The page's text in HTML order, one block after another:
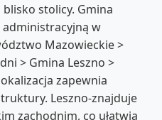
stolicy. Gmina
w
Mazowieckie >
> Gmina Leszno >
zapewnia
Leszno-znajduje
zachodnim, co ułatwia